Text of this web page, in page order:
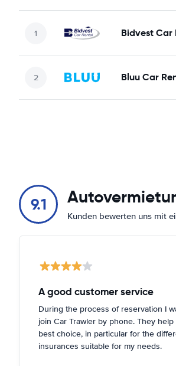
Bidvest Car
Bluu Car
9.1
Kunden bewerten uns mit
A good customer service
During the process of reservation I
join Car Trawler by phone. They
best choice, in particular for the
insurances suitable for my needs.